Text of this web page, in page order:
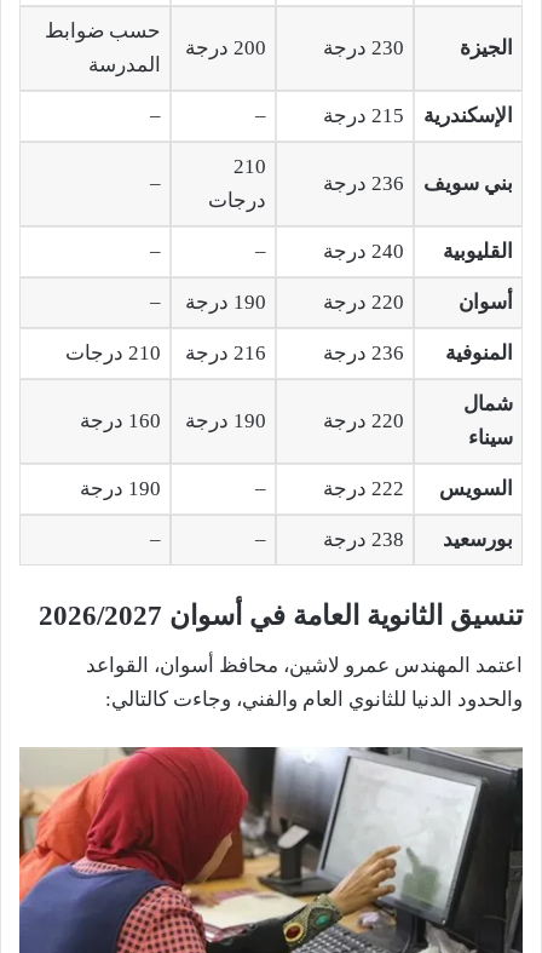
الجيزة 230 درجة 200 درجة
حسب ضوابط
المدرسة
الإسكندرية 215 درجة –
–
بني سويف 236 درجة
210
درجات
–
القليوبية 240 درجة –
–
أسوان 220 درجة 190 درجة –
المنوفية 236 درجة 216 درجة 210 درجات
شمال
سيناء
220 درجة 190 درجة 160 درجة
السويس 222 درجة – 190 درجة
بورسعيد 238 درجة –
–
تنسيق الثانوية العامة في أسوان 2026/2027
اعتمد المهندس عمرو لاشين، محافظ أسوان، القواعد
والحدود الدنيا للثانوي العام والفني، وجاءت كالتالي: